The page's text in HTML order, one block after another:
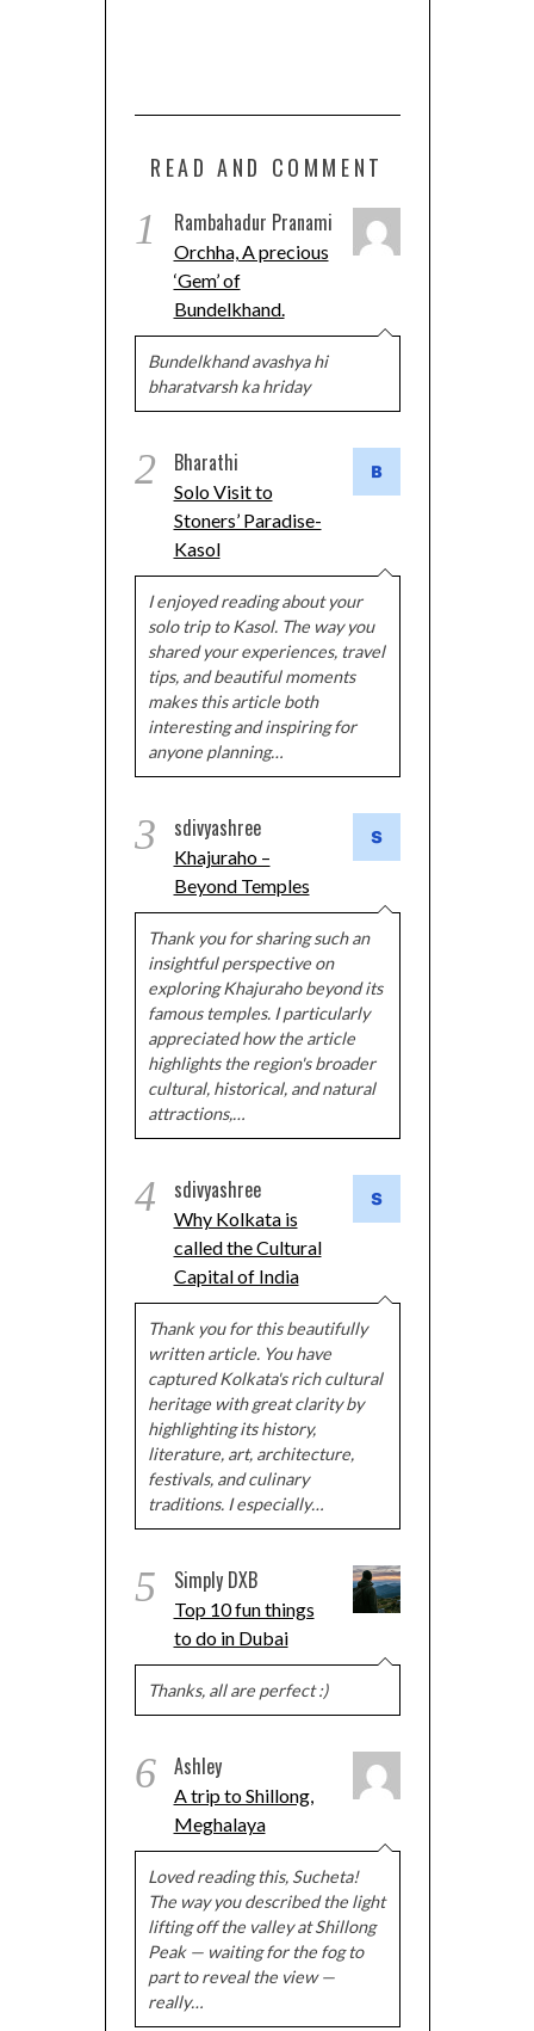
READ AND COMMENT
1 Rambahadur Pranami
Orchha, A precious
‘Gem’ of
Bundelkhand.
Bundelkhand avashya hi
bharatvarsh ka hriday
2 Bharathi
Solo Visit to
Stoners’ Paradise-
Kasol
I enjoyed reading about your
solo trip to Kasol. The way you
shared your experiences, travel
tips, and beautiful moments
makes this article both
interesting and inspiring for
anyone planning…
3 sdivyashree
Khajuraho –
Beyond Temples
Thank you for sharing such an
insightful perspective on
exploring Khajuraho beyond its
famous temples. I particularly
appreciated how the article
highlights the region's broader
cultural, historical, and natural
attractions,…
4 sdivyashree
Why Kolkata is
called the Cultural
Capital of India
Thank you for this beautifully
written article. You have
captured Kolkata's rich cultural
heritage with great clarity by
highlighting its history,
literature, art, architecture,
festivals, and culinary
traditions. I especially…
5 Simply DXB
Top 10 fun things
to do in Dubai
Thanks, all are perfect :)
6 Ashley
A trip to Shillong,
Meghalaya
Loved reading this, Sucheta!
The way you described the light
lifting off the valley at Shillong
Peak — waiting for the fog to
part to reveal the view —
really…